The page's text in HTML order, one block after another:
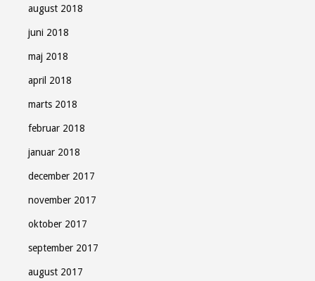
august 2018
juni 2018
maj 2018
april 2018
marts 2018
februar 2018
januar 2018
december 2017
november 2017
oktober 2017
september 2017
august 2017